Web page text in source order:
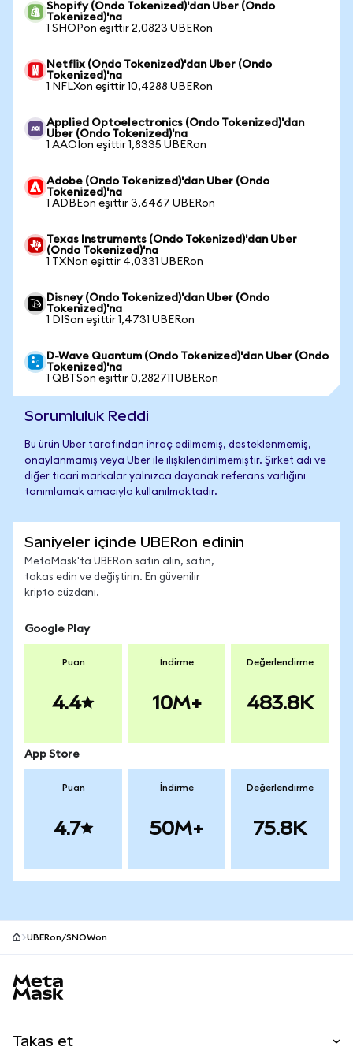
Shopify (Ondo Tokenized)'dan Uber (Ondo
Tokenized)'na
1 SHOPon eşittir 2,0823 UBERon
Netflix (Ondo Tokenized)'dan Uber (Ondo
Tokenized)'na
1 NFLXon eşittir 10,4288 UBERon
Applied Optoelectronics (Ondo Tokenized)'dan
Uber (Ondo Tokenized)'na
1 AAOIon eşittir 1,8335 UBERon
Adobe (Ondo Tokenized)'dan Uber (Ondo
Tokenized)'na
1 ADBEon eşittir 3,6467 UBERon
Texas Instruments (Ondo Tokenized)'dan Uber
(Ondo Tokenized)'na
1 TXNon eşittir 4,0331 UBERon
Disney (Ondo Tokenized)'dan Uber (Ondo
Tokenized)'na
1 DISon eşittir 1,4731 UBERon
D-Wave Quantum (Ondo Tokenized)'dan Uber (Ondo
Tokenized)'na
1 QBTSon eşittir 0,282711 UBERon
Sorumluluk Reddi
Bu ürün Uber tarafından ihraç edilmemiş, desteklenmemiş,
onaylanmamış veya Uber ile ilişkilendirilmemiştir. Şirket adı ve
diğer ticari markalar yalnızca dayanak referans varlığını
tanımlamak amacıyla kullanılmaktadır.
Saniyeler içinde UBERon edinin
MetaMask'ta UBERon satın alın, satın,
takas edin ve değiştirin. En güvenilir
kripto cüzdanı.
Google Play
Puan
4.4
İndirme
10M+
Değerlendirme
483.8K
App Store
Puan
4.7
İndirme
50M+
Değerlendirme
75.8K
UBERon/SNOWon
Takas et